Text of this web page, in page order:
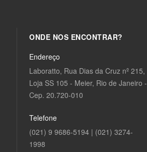
ONDE NOS ENCONTRAR?
Endereço
Laboratto, Rua Dias da Cruz nº 215,
Loja SS 105 - Meier, Rio de Janeiro -
Cep. 20.720-010
Telefone
(021) 9 9686-5194 | (021) 3274-
1998